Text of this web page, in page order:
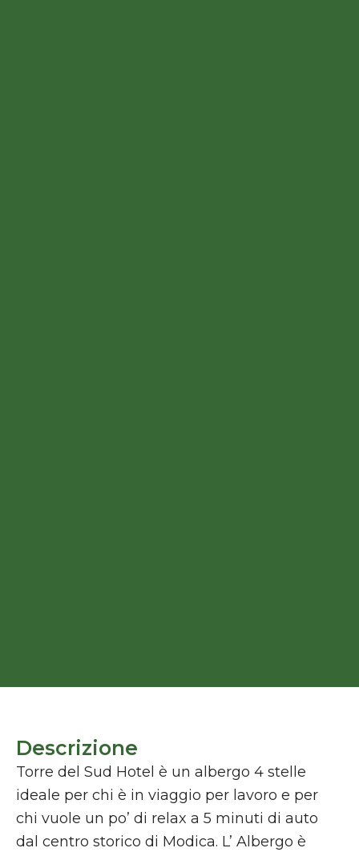
Descrizione
Torre del Sud Hotel è un albergo 4 stelle
ideale per chi è in viaggio per lavoro e per
chi vuole un po’ di relax a 5 minuti di auto
dal centro storico di Modica. L’ Albergo è